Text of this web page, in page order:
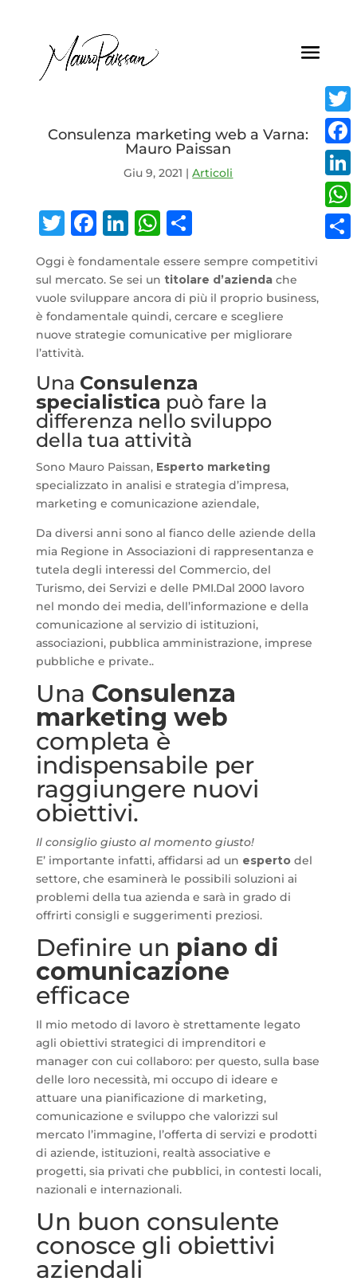
Consulenza marketing web a Varna:
Mauro Paissan
Giu 9, 2021 |Articoli
Twitter
Facebook
LinkedIn
WhatsApp
Condividi
Oggi è fondamentale essere sempre competitivi
sul mercato. Se sei un titolare d’aziendache
vuole sviluppare ancora di più il proprio business,
è fondamentale quindi, cercare e scegliere
nuove strategie comunicative per migliorare
l’attività.
Una Consulenza
specialistica può fare la
differenza nello sviluppo
della tua attività
Sono Mauro Paissan, Esperto marketing
specializzato in analisi e strategia d’impresa,
marketing e comunicazione aziendale,
Da diversi anni sono al fianco delle aziende della
mia Regione in Associazioni di rappresentanza e
tutela degli interessi del Commercio, del
Turismo, dei Servizi e delle PMI.Dal 2000 lavoro
nel mondo dei media, dell’informazione e della
comunicazione al servizio di istituzioni,
associazioni, pubblica amministrazione, imprese
pubbliche e private..
Una Consulenza
marketing web
completa è
indispensabile per
raggiungere nuovi
obiettivi.
Il consiglio giusto al momento giusto!
E’ importante infatti, affidarsi ad un espertodel
settore, che esaminerà le possibili soluzioni ai
problemi della tua azienda e sarà in grado di
offrirti consigli e suggerimenti preziosi.
Definire un piano di
comunicazione
efficace
Il mio metodo di lavoro è strettamente legato
agli obiettivi strategici di imprenditori e
manager con cui collaboro: per questo, sulla base
delle loro necessità, mi occupo di ideare e
attuare una pianificazione di marketing,
comunicazione e sviluppo che valorizzi sul
mercato l’immagine, l’offerta di servizi e prodotti
di aziende, istituzioni, realtà associative e
progetti, sia privati che pubblici, in contesti locali,
nazionali e internazionali.
Un buon consulente
conosce gli obiettivi
aziendali